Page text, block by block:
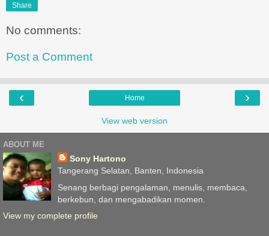
Share
No comments:
Post a Comment
‹ ›
Home
View web version
ABOUT ME
Sony Hartono
Tangerang Selatan, Banten, Indonesia
Senang berbagi pengalaman, menulis, membaca,
berkebun, dan mengabadikan momen.
View my complete profile